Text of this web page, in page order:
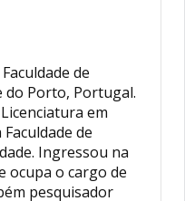
de
do Porto, Portugal.
em
de
Ingressou na
ocupa o cargo de
pesquisador